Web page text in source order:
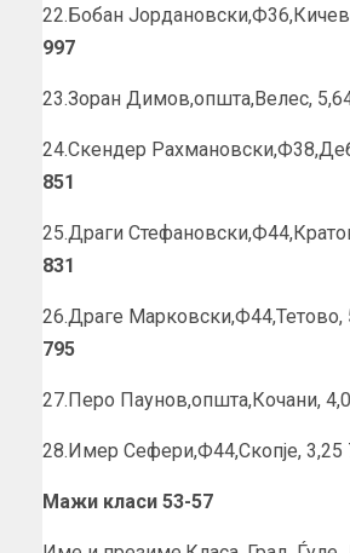
22.Бобан
997
23.Зоран Димов,општа,Велес,
24.Скендер
851
25.Драги
831
26.Драге Марковски,Ф44,Тетово,
795
27.Перо Паунов,општа,Кочани,
28.Имер Сефери,Ф44,Скопје, 3,25
Мажи класи 53-57